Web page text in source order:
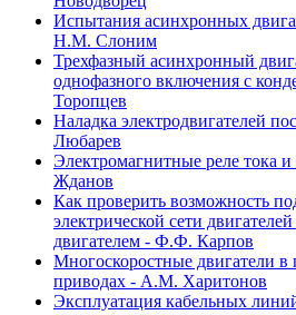
Испытания асинхронных
Н.М. Слоним
Трехфазный асинхронный
однофазного включения с
Торопцев
Наладка электродвигателей
Любарев
Электромагнитные реле тока
Жданов
Как проверить возможность
электрической сети
двигателем - Ф.Ф. Карпов
Многоскоростные двигатели
приводах - А.М. Харитонов
Эксплуатация кабельных